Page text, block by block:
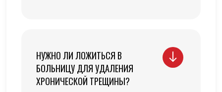
НУЖНО ЛИ ЛОЖИТЬСЯ В
БОЛЬНИЦУ ДЛЯ УДАЛЕНИЯ
ХРОНИЧЕСКОЙ ТРЕЩИНЫ?